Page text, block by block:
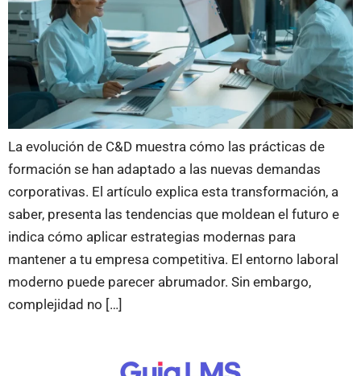
La evolución de C&D muestra cómo las prácticas de
formación se han adaptado a las nuevas demandas
corporativas. El artículo explica esta transformación, a
saber, presenta las tendencias que moldean el futuro e
indica cómo aplicar estrategias modernas para
mantener a tu empresa competitiva. El entorno laboral
moderno puede parecer abrumador. Sin embargo,
complejidad no […]